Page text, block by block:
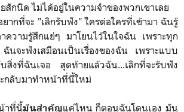
กนิด ไม่ได้อยู่ในความจำของพวกเขาเลย
ที่จะ "เลิกรับฟัง" ใครต่อใครที่เข้ามา ฉันรู้
ความรู้สึกแย่ๆ มาโยนไว้ในใจฉัน เพราะทุก
นจะฟังเสมือนเป็นเรื่องของฉัน เพราะแบบ
งที่ฉันเจอ สุดท้ายแล้วฉัน...เลิกที่จะรับฟัง
กลับมาทำหน้าที่นี้ใหม่
ที่นี้มันสำคัญแค่ไหน ก็ตอนฉันโดนเอง มัน